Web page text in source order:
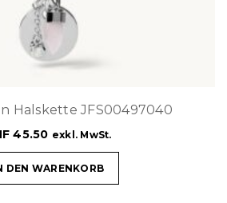
Halskette JFS00497040
45.50 exkl. MwSt.
DEN WARENKORB